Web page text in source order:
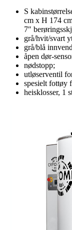
S
cm x H 174
7″
grå/hvit/svart
grå/blå
åpen dør-
nødstopp;
utløserventil
spesielt fottøy
heisklosser, 1